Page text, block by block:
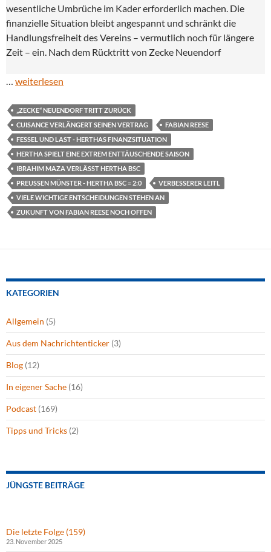
wesentliche Umbrüche im Kader erforderlich machen. Die
finanzielle Situation bleibt angespannt und schränkt die
Handlungsfreiheit des Vereins – vermutlich noch für längere
Zeit – ein. Nach dem Rücktritt von Zecke Neuendorf
… weiterlesen
„ZECKE“ NEUENDORF TRITT ZURÜCK
CUISANCE VERLÄNGERT SEINEN VERTRAG
FABIAN REESE
FESSEL UND LAST - HERTHAS FINANZSITUATION
HERTHA SPIELT EINE EXTREM ENTTÄUSCHENDE SAISON
IBRAHIM MAZA VERLÄSST HERTHA BSC
PREUSSEN MÜNSTER - HERTHA BSC = 2:0
VERBESSERER LEITL
VIELE WICHTIGE ENTSCHEIDUNGEN STEHEN AN
ZUKUNFT VON FABIAN REESE NOCH OFFEN
KATEGORIEN
Allgemein (5)
Aus dem Nachrichtenticker (3)
Blog (12)
In eigener Sache (16)
Podcast (169)
Tipps und Tricks (2)
JÜNGSTE BEITRÄGE
Die letzte Folge (159)
23. November 2025